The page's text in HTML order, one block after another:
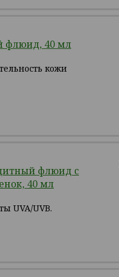
флюид, 40 мл
кожи
флюид с
40 мл
UVA/UVB.